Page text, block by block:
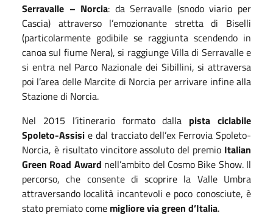
Serravalle – Norcia: da Serravalle (snodo viario per
Cascia) attraverso l’emozionante stretta di Biselli
(particolarmente godibile se raggiunta scendendo in
canoa sul fiume Nera), si raggiunge Villa di Serravalle e
si entra nel Parco Nazionale dei Sibillini, si attraversa
poi l’area delle Marcite di Norcia per arrivare infine alla
Stazione di Norcia.
Nel 2015 l’itinerario formato dalla pista ciclabile
Spoleto-Assisi e dal tracciato dell’ex Ferrovia Spoleto-
Norcia, è risultato vincitore assoluto del premio Italian
Green Road Award nell’ambito del Cosmo Bike Show. Il
percorso, che consente di scoprire la Valle Umbra
attraversando località incantevoli e poco conosciute, è
stato premiato come migliore via green d’Italia.